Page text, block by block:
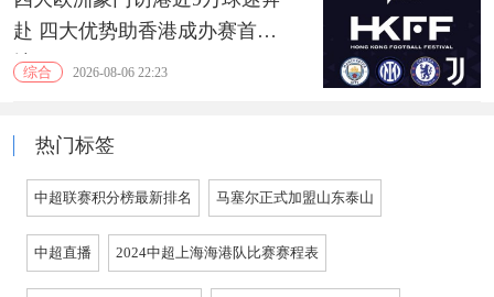
赴 四大优势助香港成办赛首选
地综合 2026-08-06 22:23
热门标签
中超联赛积分榜最新排名 马塞尔正式加盟山东泰山
中超直播 2024中超上海海港队比赛赛程表